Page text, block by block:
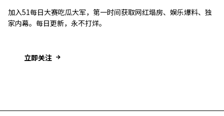
加入51每日大赛吃瓜大军，第一时间获取网红塌房、娱乐爆料、独
家内幕。每日更新，永不打烊。
立即关注